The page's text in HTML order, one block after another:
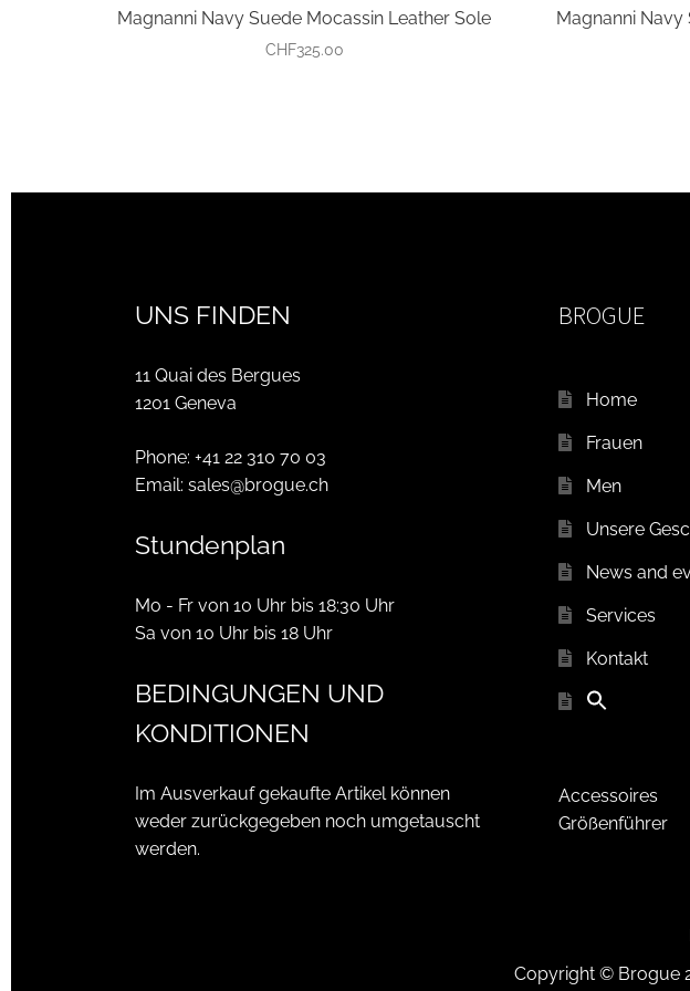
Magnanni Navy Suede Mocassin Leather Sole
CHF325.00
Magnanni Navy
UNS FINDEN
11 Quai des Bergues
1201 Geneva
Phone: +41 22 310 70 03
Email: sales@brogue.ch
Stundenplan
Mo - Fr von 10 Uhr bis 18:30 Uhr
Sa von 10 Uhr bis 18 Uhr
BEDINGUNGEN UND
KONDITIONEN
Im Ausverkauf gekaufte Artikel können
weder zurückgegeben noch umgetauscht
werden.
BROGUE
Home
Frauen
Men
Unsere
News and
Services
Kontakt
Accessoires
Größenführer
Copyright © Brogue